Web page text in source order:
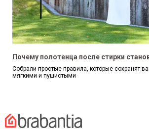
Почему полотенца после стирки
Собрали простые правила, которые сохранят
мягкими и пушистыми